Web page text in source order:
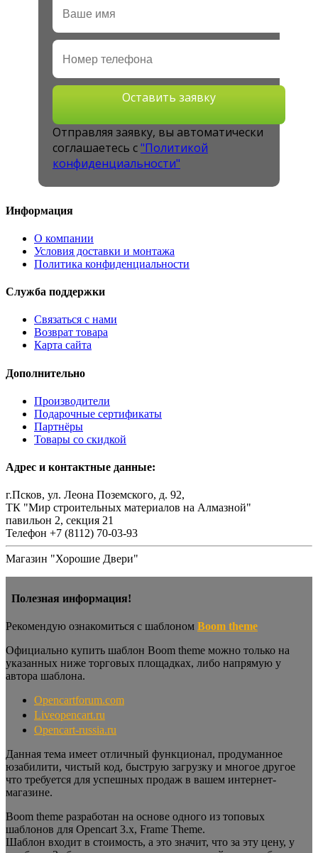
Оставить заявку
Отправляя заявку, вы автоматически
соглашаетесь с"Политикой
конфиденциальности"
Информация
О компании
Условия доставки и монтажа
Политика конфиденциальности
Служба поддержки
Связаться с нами
Возврат товара
Карта сайта
Дополнительно
Производители
Подарочные сертификаты
Партнёры
Товары со скидкой
Адрес и контактные данные:
г.Псков, ул. Леона Поземского, д. 92,
ТК "Мир строительных материалов на Алмазной"
павильон 2, секция 21
Телефон +7 (8112) 70-03-93
Магазин "Хорошие Двери"
Полезная информация!
Рекомендую ознакомиться с шаблоном Boom theme
Официально купить шаблон Boom theme можно только на
указанных ниже торговых площадках, либо напрямую у
автора шаблона.
Opencartforum.com
Liveopencart.ru
Opencart-russia.ru
Данная тема имеет отличный функционал, продуманное
юзабилити, чистый код, быструю загрузку и многое другое
что требуется для успешных продаж в вашем интернет-
магазине.
Boom theme разработан на основе одного из топовых
шаблонов для Opencart 3.x, Frame Theme.
Шаблон входит в стоимость, а это значит, что за эту цену, у